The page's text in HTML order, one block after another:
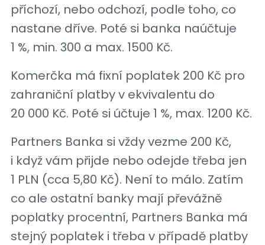
příchozí, nebo odchozí, podle toho, co
nastane dříve. Poté si banka naúčtuje
1 %, min. 300 a max. 1500 Kč.
Komerčka má fixní poplatek 200 Kč pro
zahraniční platby v ekvivalentu do
20 000 Kč. Poté si účtuje 1 %, max. 1200 Kč.
Partners Banka si vždy vezme 200 Kč,
i když vám přijde nebo odejde třeba jen
1 PLN (cca 5,80 Kč). Není to málo. Zatím
co ale ostatní banky mají převážně
poplatky procentní, Partners Banka má
stejný poplatek i třeba v případě platby